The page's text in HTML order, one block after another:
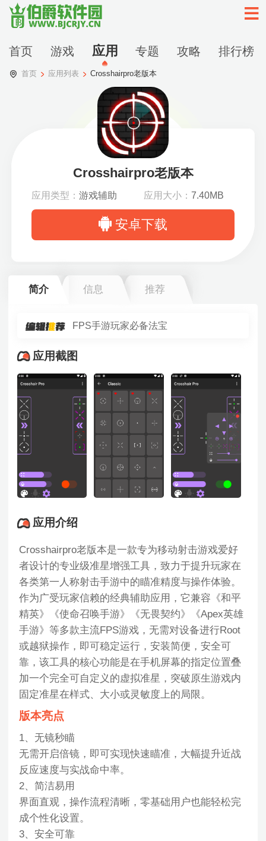
首页 游戏 应用 专题 攻略 排行榜
首页 应用列表 Crosshairpro老版本
Crosshairpro老版本
应用类型： 游戏辅助 应用大小：7.40MB
安卓下载
简介 信息 推荐
FPS手游玩家必备法宝
应用截图
应用介绍
Crosshairpro老版本是一款专为移动射击游戏爱好
者设计的专业级准星增强工具，致力于提升玩家在
各类第一人称射击手游中的瞄准精度与操作体验。
作为广受玩家信赖的经典辅助应用，它兼容《和平
精英》《使命召唤手游》《无畏契约》《Apex英雄
手游》等多款主流FPS游戏，无需对设备进行Root
或越狱操作，即可稳定运行，安装简便，安全可
靠，该工具的核心功能是在手机屏幕的指定位置叠
加一个完全可自定义的虚拟准星，突破原生游戏内
固定准星在样式、大小或灵敏度上的局限。
版本亮点
1、无镜秒瞄
无需开启倍镜，即可实现快速瞄准，大幅提升近战
反应速度与实战命中率。
2、简洁易用
界面直观，操作流程清晰，零基础用户也能轻松完
成个性化设置。
3、安全可靠